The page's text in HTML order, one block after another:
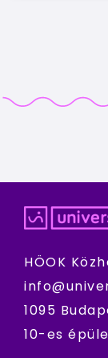
HÖOK
1095
10-es